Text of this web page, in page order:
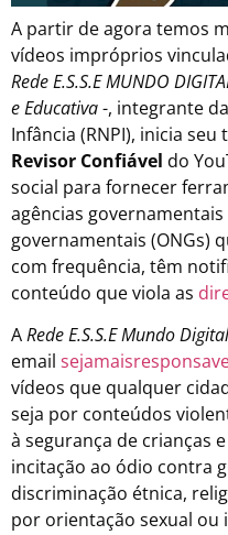
A partir de agora temos
vídeos impróprios
RedeE.S.S.E MUNDO
e Educativa-, integrante
Infância (RNPI), inicia
Revisor Confiável do
social para fornecer
agências
governamentais (ONGs)
com frequência, têm
conteúdo que viola as
ARede E.S.S.E Mundo Digital
email
vídeos que qualquer
seja por conteúdos
à segurança de crianças
incitação ao ódio contra
discriminação étnica,
por orientação sexual